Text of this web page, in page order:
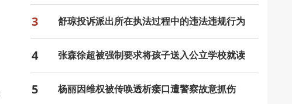
3 舒琼投诉派出所在执法过程中的违法违规行为
4 张森徐超被强制要求将孩子送入公立学校就读
5 杨丽因维权被传唤透析瘘口遭警察故意抓伤